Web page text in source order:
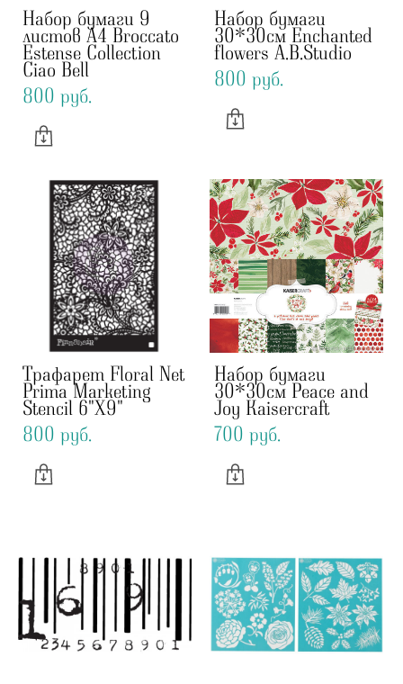
Набор бумаги 9
листов А4 Broccato
Estense Collection
Ciao Bell
800 pуб.
Набор бумаги
30*30см Enchanted
flowers A.B.Studio
800 pуб.
Трафарет Floral Net
Prima Marketing
Stencil 6"X9"
800 pуб.
Набор бумаги
30*30см Peace and
Joy Kaisercraft
700 pуб.